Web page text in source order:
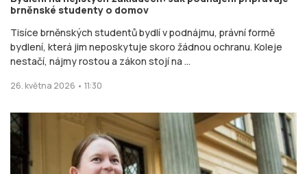
brněnské studenty o domov
Tisíce brněnských studentů bydlí v podnájmu, právní formě
bydlení, která jim neposkytuje skoro žádnou ochranu. Koleje
nestačí, nájmy rostou a zákon stojí na ...
26. května 2026 • 11:30